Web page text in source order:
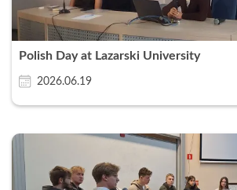
Polish Day at Lazarski University
2026.06.19